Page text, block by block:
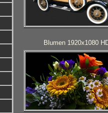
Blumen 1920x1080